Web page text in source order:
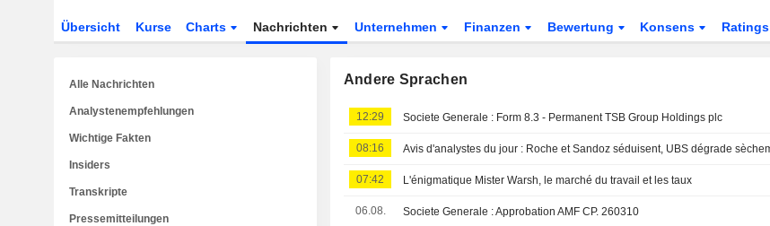
Übersicht Kurse Charts Nachrichten Unternehmen Finanzen Bewertung Konsens Ratings
Andere Sprachen
12:29 Societe Generale : Form 8.3 - Permanent TSB Group Holdings plc
08:16
07:42 L'énigmatique Mister Warsh, le marché du travail et les taux
06.08. Societe Generale : Approbation AMF CP. 260310
Alle Nachrichten
Analystenempfehlungen
Wichtige Fakten
Insiders
Transkripte
Pressemitteilungen